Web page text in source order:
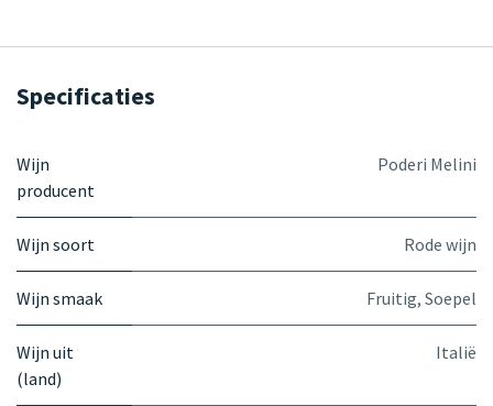
Specificaties
Wijn
producent
Poderi Melini
Wijn soort Rode wijn
Wijn smaak Fruitig, Soepel
Wijn uit
(land)
Italië